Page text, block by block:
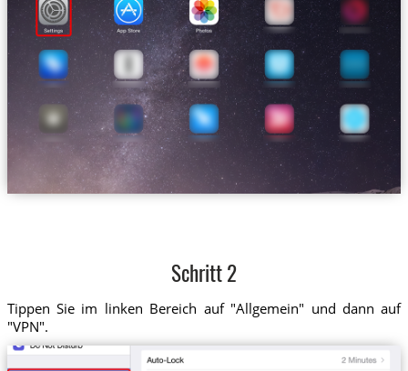
Schritt 2
Tippen Sie im linken Bereich auf "Allgemein" und dann auf
"VPN".